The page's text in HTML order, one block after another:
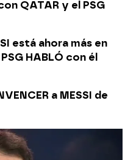
QATAR y el PSG
está ahora más en
HABLÓ con él
a MESSI de